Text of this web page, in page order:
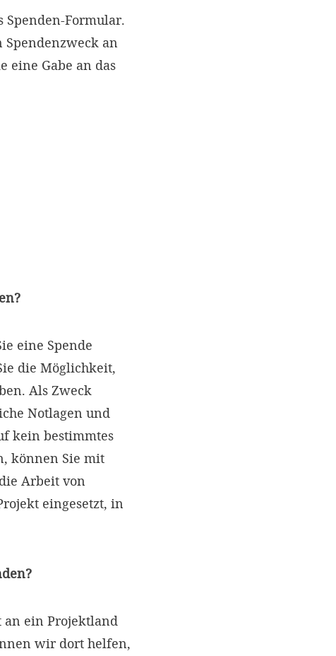
Spenden-Formular.
Spendenzweck an
eine Gabe an das
eine Spende
die Möglichkeit,
Als Zweck
Notlagen und
kein bestimmtes
können Sie mit
Arbeit von
eingesetzt, in
an ein Projektland
wir dort helfen,